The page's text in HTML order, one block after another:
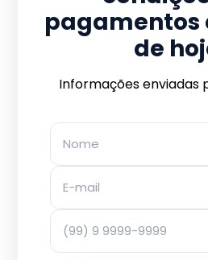
pagamentos
de
Informações enviadas